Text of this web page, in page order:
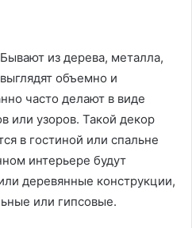
из дерева, металла,
объемно и
часто делают в виде
или узоров. Такой декор
в гостиной или спальне
интерьере будут
деревянные конструкции,
или гипсовые.